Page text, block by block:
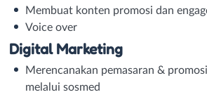
Membuat konten promosi dan
Voice over
Digital Marketing
Merencanakan pemasaran &
melalui sosmed